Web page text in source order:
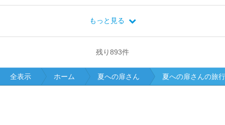
もっと見る
残り893件
全表示 ホーム 夏への扉さん 夏への扉さんの旅